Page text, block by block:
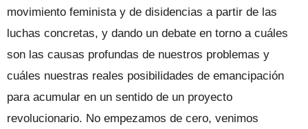
movimiento feminista y de disidencias a partir de las
luchas concretas, y dando un debate en torno a cuáles
son las causas profundas de nuestros problemas y
cuáles nuestras reales posibilidades de emancipación
para acumular en un sentido de un proyecto
revolucionario. No empezamos de cero, venimos